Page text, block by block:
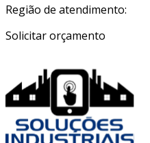
Região de atendimento:
Solicitar orçamento